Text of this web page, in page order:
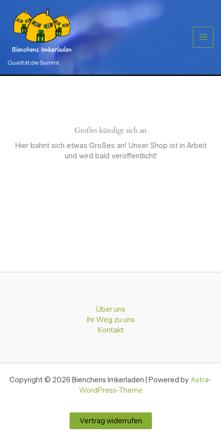
Inhalt
springen
Qualität die Summt
Großes kündigt sich an
Hier bahnt sich etwas Großes an! Unser Shop ist in Arbeit
und wird bald veröffentlicht!
Über uns
Ihr Weg zu uns
Kontakt
Copyright © 2026 Bienchens Imkerladen | Powered by Astra-
WordPress-Theme
Vertrag widerrufen